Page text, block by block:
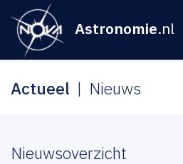
Astronomie.nl
Actueel Nieuws
Nieuwsoverzicht